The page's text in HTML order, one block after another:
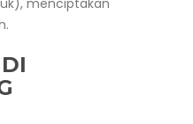
menciptakan